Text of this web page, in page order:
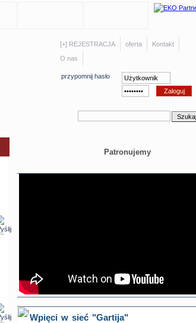
[+] REJESTRACJA oferta
Kontakt
O nas
przypomnij hasło
Patronujemy
Wpięci w sieć "Gartija"